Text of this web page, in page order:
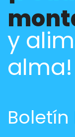
y
alma!
Boletín